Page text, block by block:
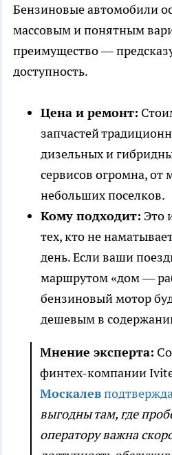
Бензиновые автомобили
массовым и понятным
преимущество —
доступность.
Цена и ремонт:
запчастей
дизельных и
сервисов огромна, от
небольших поселков.
Кому подходит: Это
тех, кто не
день. Если ваши
маршрутом «дом —
бензиновый мотор
дешевым в
Мнение эксперта:
финтех-компании
Москалев
выгодны там, где
оператору важна